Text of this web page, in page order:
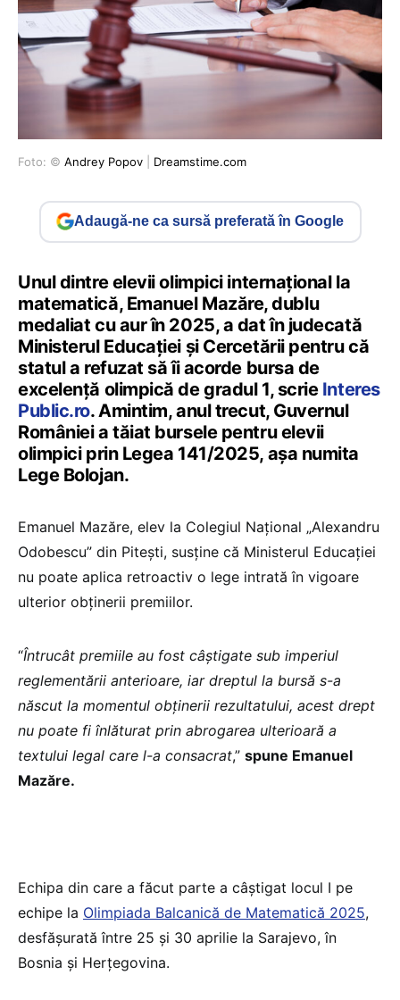
Foto: © Andrey Popov Dreamstime.com
Adaugă-ne ca sursă preferată în Google
Unul dintre elevii olimpici internaţional la
matematică, Emanuel Mazăre, dublu
medaliat cu aur în 2025, a dat în judecată
Ministerul Educaţiei şi Cercetării pentru că
statul a refuzat să îi acorde bursa de
excelenţă olimpică de gradul 1, scrie Interes
Public.ro. Amintim, anul trecut, Guvernul
României a tăiat bursele pentru elevii
olimpici prin Legea 141/2025, așa numita
Lege Bolojan.
Emanuel Mazăre, elev la Colegiul Național „Alexandru
Odobescu” din Pitești, susţine că Ministerul Educației
nu poate aplica retroactiv o lege intrată în vigoare
ulterior obţinerii premiilor.
“Întrucât premiile au fost câştigate sub imperiul
reglementării anterioare, iar dreptul la bursă s-a
născut la momentul obţinerii rezultatului, acest drept
nu poate fi înlăturat prin abrogarea ulterioară a
textului legal care l-a consacrat,” spune Emanuel
Mazăre.
Echipa din care a făcut parte a câștigat locul I pe
echipe la Olimpiada Balcanică de Matematică 2025,
desfășurată între 25 și 30 aprilie la Sarajevo, în
Bosnia și Herțegovina.